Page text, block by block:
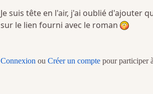
Je suis tête en l'air, j'ai oublié d'ajouter
sur le lien fourni avec le roman
Connexion ou Créer un comptepour participer